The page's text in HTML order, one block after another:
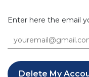
Enter here the email
Delete My